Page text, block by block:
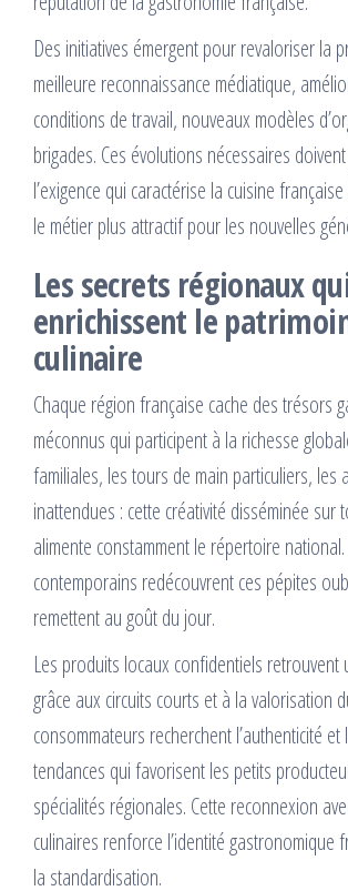
Des initiatives émergent pour revaloriser la
meilleure reconnaissance médiatique,
conditions de travail, nouveaux modèles
brigades. Ces évolutions nécessaires
l’exigence qui caractérise la cuisine
le métier plus attractif pour les nouvelles
Les secrets régionaux
enrichissent le
culinaire
Chaque région française cache des trésors
méconnus qui participent à la richesse
familiales, les tours de main particuliers, les
inattendues : cette créativité disséminée sur
alimente constamment le répertoire
contemporains redécouvrent ces pépites
remettent au goût du jour.
Les produits locaux confidentiels retrouvent
grâce aux circuits courts et à la valorisation
consommateurs recherchent l’authenticité et
tendances qui favorisent les petits
spécialités régionales. Cette reconnexion
culinaires renforce l’identité gastronomique
la standardisation.